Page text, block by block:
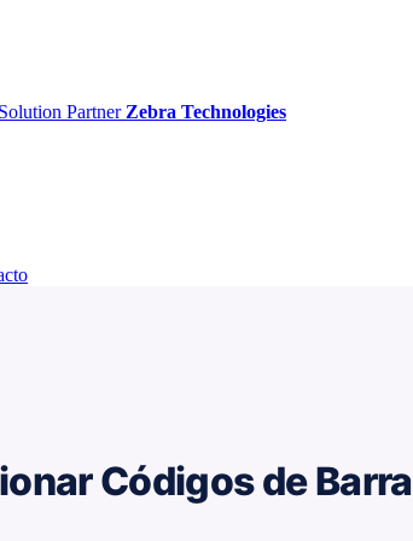
Partner Zebra Technologies
Códigos de